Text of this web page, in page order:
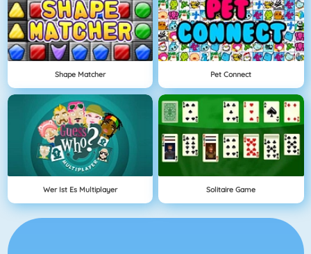
Shape Matcher Pet Connect
Wer Ist Es Multiplayer Solitaire Game